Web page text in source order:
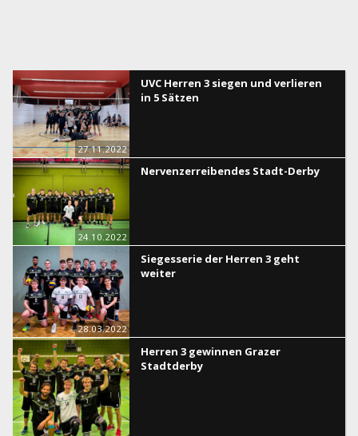
UVC Herren 3 siegen und verlieren
in 5 Sätzen
27.11.2022
Nervenzerreibendes Stadt-Derby
24.10.2022
Siegesserie der Herren 3 geht
weiter
28.03.2022
Herren 3 gewinnen Grazer
Stadtderby